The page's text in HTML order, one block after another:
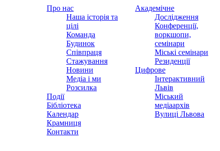
Про нас
Наша історія та
цілі
Команда
Будинок
Співпраця
Стажування
Новини
Медіа і ми
Розсилка
Події
Бібліотека
Календар
Крамниця
Контакти
Академічне
Дослідження
Конференції,
воркшопи,
семінари
Міські семінари
Резиденції
Цифрове
Інтерактивний
Львів
Міський
медіаархів
Вулиці Львова